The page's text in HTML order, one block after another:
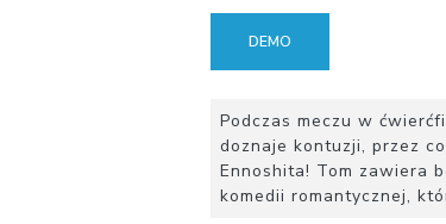
DEMO
Podczas meczu w
doznaje kontuzji, przez
Ennoshita! Tom zawiera
komedii romantycznej,